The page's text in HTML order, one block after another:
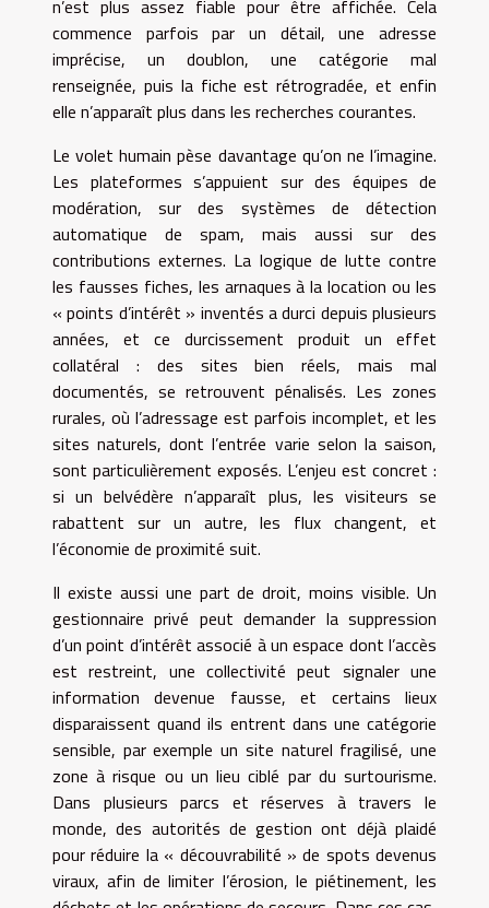
n’est plus assez fiable pour être affichée. Cela
commence parfois par un détail, une adresse
imprécise, un doublon, une catégorie mal
renseignée, puis la fiche est rétrogradée, et enfin
elle n’apparaît plus dans les recherches courantes.
Le volet humain pèse davantage qu’on ne l’imagine.
Les plateformes s’appuient sur des équipes de
modération, sur des systèmes de détection
automatique de spam, mais aussi sur des
contributions externes. La logique de lutte contre
les fausses fiches, les arnaques à la location ou les
« points d’intérêt » inventés a durci depuis plusieurs
années, et ce durcissement produit un effet
collatéral : des sites bien réels, mais mal
documentés, se retrouvent pénalisés. Les zones
rurales, où l’adressage est parfois incomplet, et les
sites naturels, dont l’entrée varie selon la saison,
sont particulièrement exposés. L’enjeu est concret :
si un belvédère n’apparaît plus, les visiteurs se
rabattent sur un autre, les flux changent, et
l’économie de proximité suit.
Il existe aussi une part de droit, moins visible. Un
gestionnaire privé peut demander la suppression
d’un point d’intérêt associé à un espace dont l’accès
est restreint, une collectivité peut signaler une
information devenue fausse, et certains lieux
disparaissent quand ils entrent dans une catégorie
sensible, par exemple un site naturel fragilisé, une
zone à risque ou un lieu ciblé par du surtourisme.
Dans plusieurs parcs et réserves à travers le
monde, des autorités de gestion ont déjà plaidé
pour réduire la « découvrabilité » de spots devenus
viraux, afin de limiter l’érosion, le piétinement, les